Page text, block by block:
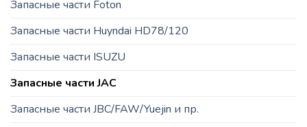
Запасные части Foton
Запасные части Huyndai HD78/120
Запасные части ISUZU
Запасные части JAC
Запасные части JBC/FAW/Yuejin и пр.